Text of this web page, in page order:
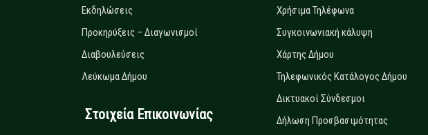
Εκδηλώσεις
Προκηρύξεις – Διαγωνισμοί
Διαβουλεύσεις
Λεύκωμα Δήμου
Στοιχεία Επικοινωνίας
Χρήσιμα Τηλέφωνα
Συγκοινωνιακή κάλυψη
Χάρτης Δήμου
Τηλεφωνικός Κατάλογος Δήμου
Δικτυακοί Σύνδεσμοι
Δήλωση Προσβασιμότητας